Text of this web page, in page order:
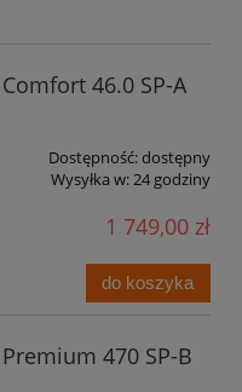
46.0 SP-A
Dostępność:dostępny
Wysyłka w:24 godziny
1 749,00 zł
do koszyka
470 SP-B